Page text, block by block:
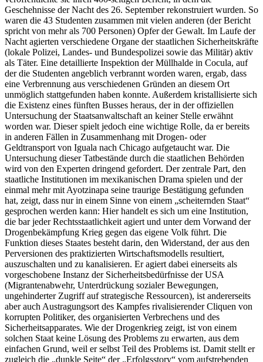
Geschehnisse der Nacht des 26. September rekonstruiert wurden. So
waren die 43 Studenten zusammen mit vielen anderen (der Bericht
spricht von mehr als 700 Personen) Opfer der Gewalt. Im Laufe der
Nacht agierten verschiedene Organe der staatlichen Sicherheitskräfte
(lokale Polizei, Landes- und Bundespolizei sowie das Militär) aktiv
als Täter. Eine detaillierte Inspektion der Müllhalde in Cocula, auf
der die Studenten angeblich verbrannt worden waren, ergab, dass
eine Verbrennung aus verschiedenen Gründen an diesem Ort
unmöglich stattgefunden haben konnte. Außerdem kristallisierte sich
die Existenz eines fünften Busses heraus, der in der offiziellen
Untersuchung der Staatsanwaltschaft an keiner Stelle erwähnt
worden war. Dieser spielt jedoch eine wichtige Rolle, da er bereits
in anderen Fällen in Zusammenhang mit Drogen- oder
Geldtransport von Iguala nach Chicago aufgetaucht war. Die
Untersuchung dieser Tatbestände durch die staatlichen Behörden
wird von den Experten dringend gefordert. Der zentrale Part, den
staatliche Institutionen im mexikanischen Drama spielen und der
einmal mehr mit Ayotzinapa seine traurige Bestätigung gefunden
hat, zeigt, dass nur in einem Sinne von einem „scheiternden Staat“
gesprochen werden kann: Hier handelt es sich um eine Institution,
die bar jeder Rechtsstaatlichkeit agiert und unter dem Vorwand der
Drogenbekämpfung Krieg gegen das eigene Volk führt. Die
Funktion dieses Staates besteht darin, den Widerstand, der aus den
Perversionen des praktizierten Wirtschaftsmodells resultiert,
auszuschalten und zu kanalisieren. Er agiert dabei einerseits als
vorgeschobene Instanz der Sicherheitsbedürfnisse der USA
(Migrantenabwehr, Unterdrückung sozialer Bewegungen,
ungehinderter Zugriff auf strategische Ressourcen), ist andererseits
aber auch Austragungsort des Kampfes rivalisierender Cliquen von
korrupten Politiker, des organisierten Verbrechens und des
Sicherheitsapparates. Wie der Drogenkrieg zeigt, ist von einem
solchen Staat keine Lösung des Problems zu erwarten, aus dem
einfachen Grund, weil er selbst Teil des Problems ist. Damit stellt er
zugleich die „dunkle Seite“ der „Erfolgsstory“ vom aufstrebenden